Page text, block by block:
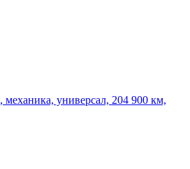
механика, универсал, 204 900 км,